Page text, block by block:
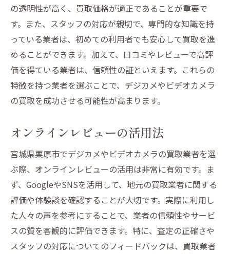
の透明性が高く、買取価格が適正であることが重要で
す。また、スタッフの対応が親切で、専門的な知識を持
っている業者は、初めての利用者でも安心して買取を進
めることができます。加えて、口コミやレビューで高評
価を得ている業者は、信頼性の証といえます。これらの
特徴を持つ業者を選ぶことで、デジカメやビデオカメラ
の買取を成功させる可能性が高まります。
オンラインレビューの活用法
宮城県栗原市でデジカメやビデオカメラの買取業者を選
ぶ際、オンラインレビューの活用は非常に有効です。ま
ず、GoogleやSNSを活用して、地元の買取業者に関する
評価や体験談を確認することが大切です。実際に利用し
た人々の声を参考にすることで、業者の信頼性やサービ
スの質を客観的に評価できます。特に、査定の正確さや
スタッフの対応についてのフィードバックは、買取業者